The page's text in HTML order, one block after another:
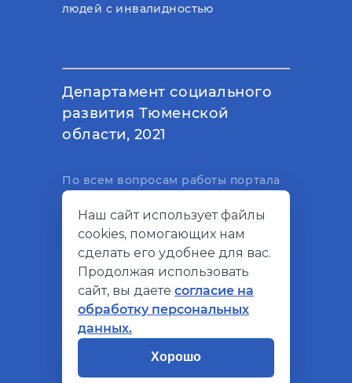
людей с инвалидностью
Департамент социального
развития Тюменской
области, 2021
По всем вопросам работы портала
электронный адрес
support@socialkompas.ru
© Социальный компас, 2026
Политика конфиденциальности
Наш сайт использует файлы
cookies, помогающих нам
сделать его удобнее для вас.
Продолжая использовать
сайт, вы даете согласие на
обработку персональных
данных.
Хорошо